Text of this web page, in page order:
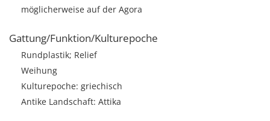
möglicherweise auf der Agora
Gattung/Funktion/Kulturepoche
Rundplastik; Relief
Weihung
Kulturepoche: griechisch
Antike Landschaft: Attika